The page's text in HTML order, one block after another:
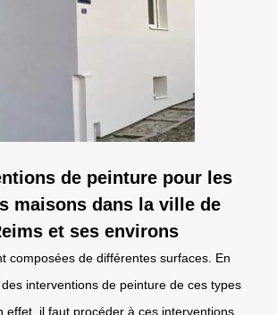
de peinture pour les
maisons dans la ville de
et ses environs
composées de différentes surfaces. En
interventions de peinture de ces types
effet, il faut procéder à ces interventions